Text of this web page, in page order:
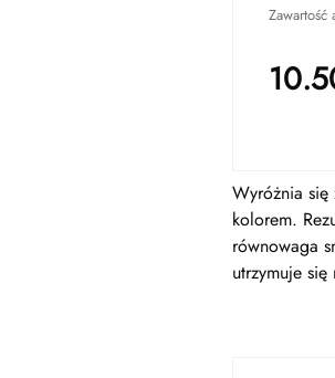
Zawartość
Wyróżnia się
kolorem.
równowaga
utrzymuje